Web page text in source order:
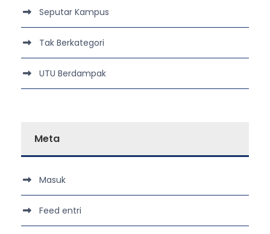
Seputar Kampus
Tak Berkategori
UTU Berdampak
Meta
Masuk
Feed entri